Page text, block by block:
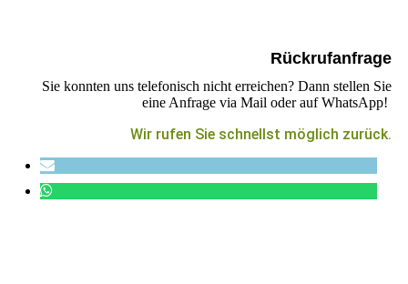
Rückrufanfrage
Sie konnten uns telefonisch nicht erreichen? Dann stellen Sie
eine Anfrage via Mail oder auf WhatsApp!
Wir rufen Sie schnellst möglich zurück.